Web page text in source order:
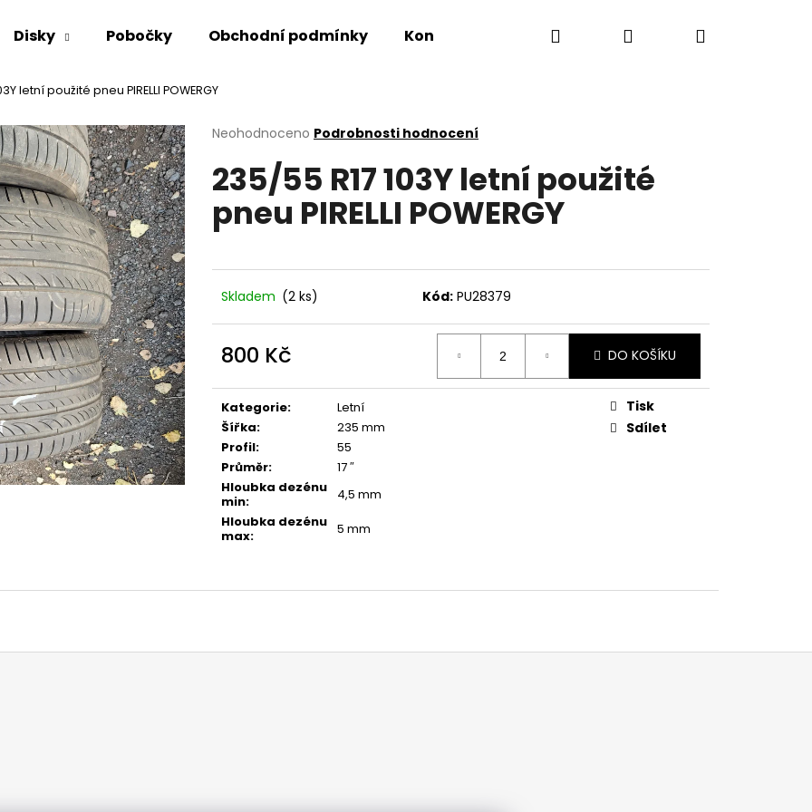
Disky Pobočky Obchodní podmínky Kontakty Hledat PřihlášeníNákupní
letní použité pneu PIRELLI POWERGY
Průměrné
produktu
je
5
Neohodnoceno Podrobnosti hodnocení
235/55 R17 103Y letní použité
pneu PIRELLI POWERGY
Skladem (2 ks) Kód: PU28379
800 Kč
cena:
DO KOŠÍKU
Kategorie:
Letní
Šířka:
235 mm
Profil:
55
Průměr:
17 ″
Hloubka dezénu
min:
4,5 mm
Hloubka dezénu
max: 5 mm
Tisk
Sdílet
Co potřebujete najít?
HLEDAT
Doporučujeme